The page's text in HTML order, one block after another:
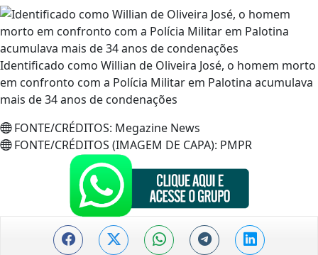
Identificado como Willian de Oliveira José, o homem morto
em confronto com a Polícia Militar em Palotina acumulava
mais de 34 anos de condenações
FONTE/CRÉDITOS: Megazine News
FONTE/CRÉDITOS (IMAGEM DE CAPA): PMPR